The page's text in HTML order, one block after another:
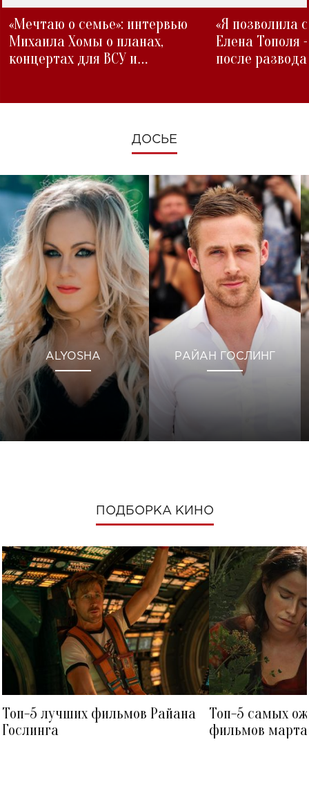
«Мечтаю о семье»: интервью
Михаила Хомы о планах,
концертах для ВСУ и
«Я позволила
Елена Тополя
после развода
ДОСЬЕ
ALYOSHA РАЙАН ГОСЛИНГ
ПОДБОРКА КИНО
Топ-5 лучших фильмов Райана
Гослинга
Топ-5 самых
фильмов